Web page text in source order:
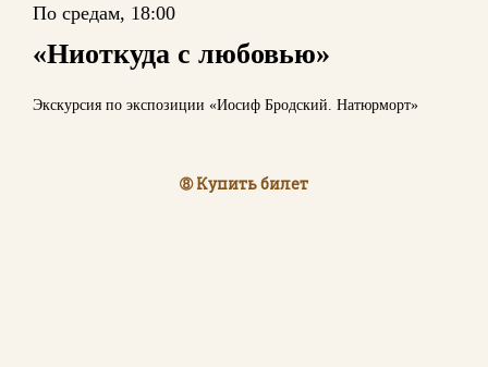
По средам, 18:00
«Ниоткуда с любовью»
Экскурсия по экспозиции «Иосиф Бродский. Натюрморт»
➇ Купить билет